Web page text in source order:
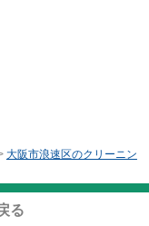
大阪市浪速区のクリーニン
る